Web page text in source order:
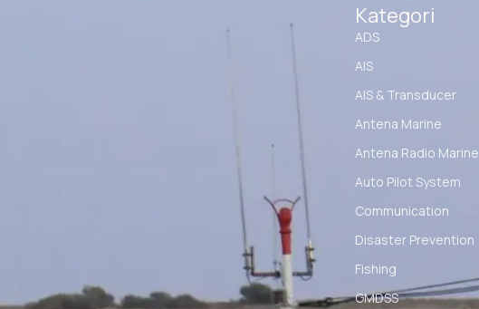
Kategori
ADS
AIS
AIS & Transducer
Antena Marine
Antena Radio Marine
Auto Pilot System
Communication
Disaster Prevention
Fishing
GMDSS